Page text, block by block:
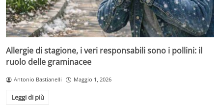
Allergie di stagione, i veri responsabili sono i pollini: il
ruolo delle graminacee
Antonio Bastianelli Maggio 1, 2026
Leggi di più